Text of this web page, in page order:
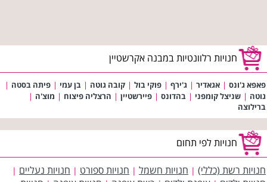
חנויות רלוונטיות במבנה אקרשטיין
פאפא ג'ונס | אגאדיר | ג'ירף | פוקי בול | קובה גוטה | בן עמי | פיתה בסטה |
גוטה | שניצל קומפני | בהדונס | פיירשטיין | הרצליה פיצוח | מוצ'ה |
ברילוצה
חנויות לפי תחום
חנויות רשת (כללי) | חנויות חשמל | חנויות ספורט | חנויות נעליים |